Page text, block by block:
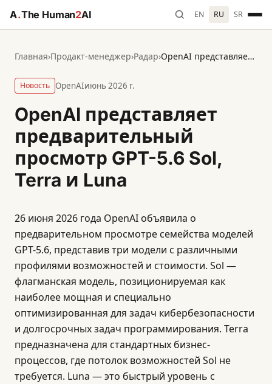
A.The Human2AI EN RU SR
Главная›Продакт-менеджер›Радар› OpenAI представляет предварительный просмотр GPT-5.6 Sol, Terra и Luna
Новость OpenAIиюнь 2026 г.
OpenAI представляет
предварительный
просмотр GPT-5.6 Sol,
Terra и Luna
26 июня 2026 года OpenAI объявила о
предварительном просмотре семейства моделей
GPT-5.6, представив три модели с различными
профилями возможностей и стоимости. Sol —
флагманская модель, позиционируемая как
наиболее мощная и специально
оптимизированная для задач кибербезопасности
и долгосрочных задач программирования. Terra
предназначена для стандартных бизнес-
процессов, где потолок возможностей Sol не
требуется. Luna — это быстрый уровень с